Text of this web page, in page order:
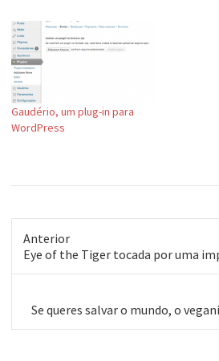
Gaudério, um plug-in para
WordPress
Anterior
Post
Eye of the Tiger tocada por uma
Próximo
Se queres salvar o mundo, o